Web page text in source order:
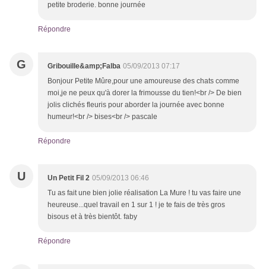
petite broderie. bonne journée
Répondre
G Gribouille&amp;Falba 05/09/2013 07:17
Bonjour Petite Mûre,pour une amoureuse des chats comme
moi,je ne peux qu'à dorer la frimousse du tien!<br /> De bien
jolis clichés fleuris pour aborder la journée avec bonne
humeur!<br /> bises<br /> pascale
Répondre
U Un Petit Fil 2 05/09/2013 06:46
Tu as fait une bien jolie réalisation La Mure ! tu vas faire une
heureuse...quel travail en 1 sur 1 ! je te fais de très gros
bisous et à très bientôt. faby
Répondre